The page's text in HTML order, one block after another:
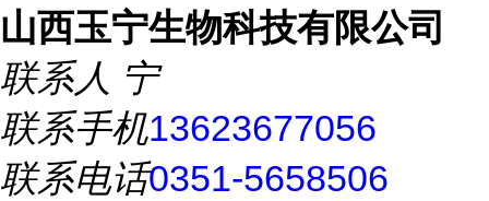
山西玉宁生物科技有限公司
联系人 宁
联系手机13623677056
联系电话0351-5658506